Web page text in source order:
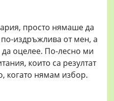
просто нямаше да
издръжлива от мен, а
да оцелее. По-лесно ми
които са резултат
когато нямам избор.